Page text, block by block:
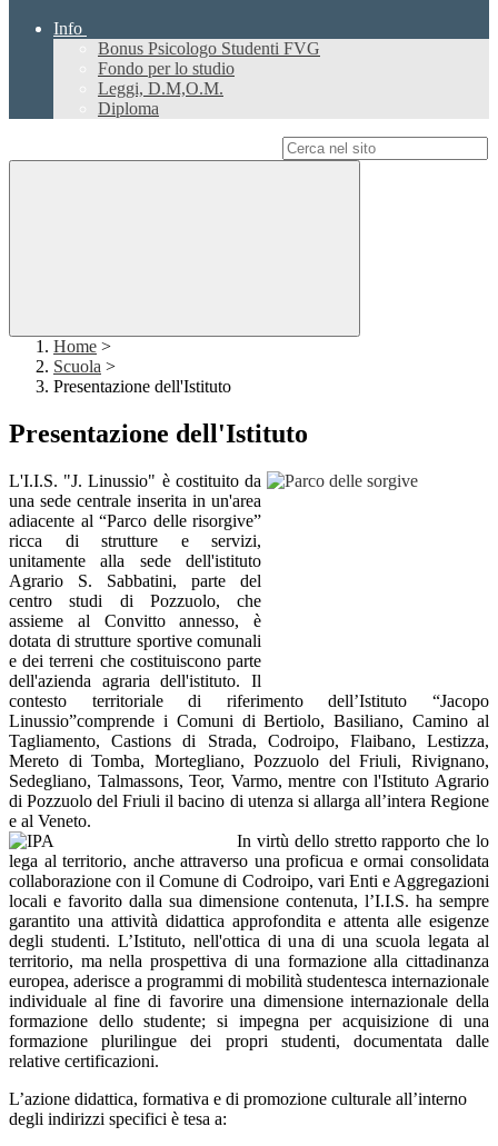
Info
Bonus Psicologo Studenti FVG
Fondo per lo studio
Leggi, D.M,O.M.
Diploma
Home >
Scuola >
Presentazione dell'Istituto
Presentazione dell'Istituto
L'I.I.S. "J. Linussio" è costituito da
una sede centrale inserita in un'area
adiacente al “Parco delle risorgive”
ricca di strutture e servizi,
unitamente alla sede dell'istituto
Agrario S. Sabbatini, parte del
centro studi di Pozzuolo, che
assieme al Convitto annesso, è
dotata di strutture sportive comunali
e dei terreni che costituiscono parte
dell'azienda agraria dell'istituto. Il
contesto territoriale di riferimento dell’Istituto “Jacopo
Linussio”comprende i Comuni di Bertiolo, Basiliano, Camino al
Tagliamento, Castions di Strada, Codroipo, Flaibano, Lestizza,
Mereto di Tomba, Mortegliano, Pozzuolo del Friuli, Rivignano,
Sedegliano, Talmassons, Teor, Varmo, mentre con l'Istituto Agrario
di Pozzuolo del Friuli il bacino di utenza si allarga all’intera Regione
e al Veneto.
In virtù dello stretto rapporto che lo
lega al territorio, anche attraverso una proficua e ormai consolidata
collaborazione con il Comune di Codroipo, vari Enti e Aggregazioni
locali e favorito dalla sua dimensione contenuta, l’I.I.S. ha sempre
garantito una attività didattica approfondita e attenta alle esigenze
degli studenti. L’Istituto, nell'ottica di una di una scuola legata al
territorio, ma nella prospettiva di una formazione alla cittadinanza
europea, aderisce a programmi di mobilità studentesca internazionale
individuale al fine di favorire una dimensione internazionale della
formazione dello studente; si impegna per acquisizione di una
formazione plurilingue dei propri studenti, documentata dalle
relative certificazioni.
L’azione didattica, formativa e di promozione culturale all’interno
degli indirizzi specifici è tesa a: